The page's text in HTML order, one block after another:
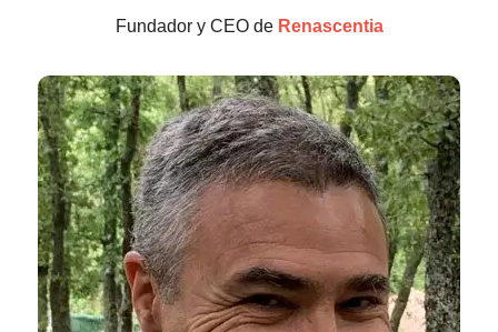
Fundador y CEO de Renascentia